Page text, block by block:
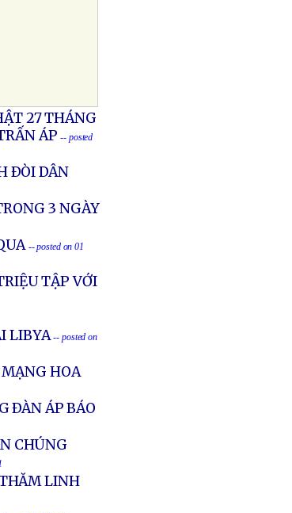
27 THÁNG
ÁP -- posted
ÐÒI DÂN
3 NGÀY
-- posted on 01
TẬP VỚI
LIBYA-- posted on
HOA
ÐÀN ÁP BÁO
CHÚNG
LINH